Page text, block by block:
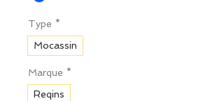
Type *
Mocassin
Marque *
Reqins